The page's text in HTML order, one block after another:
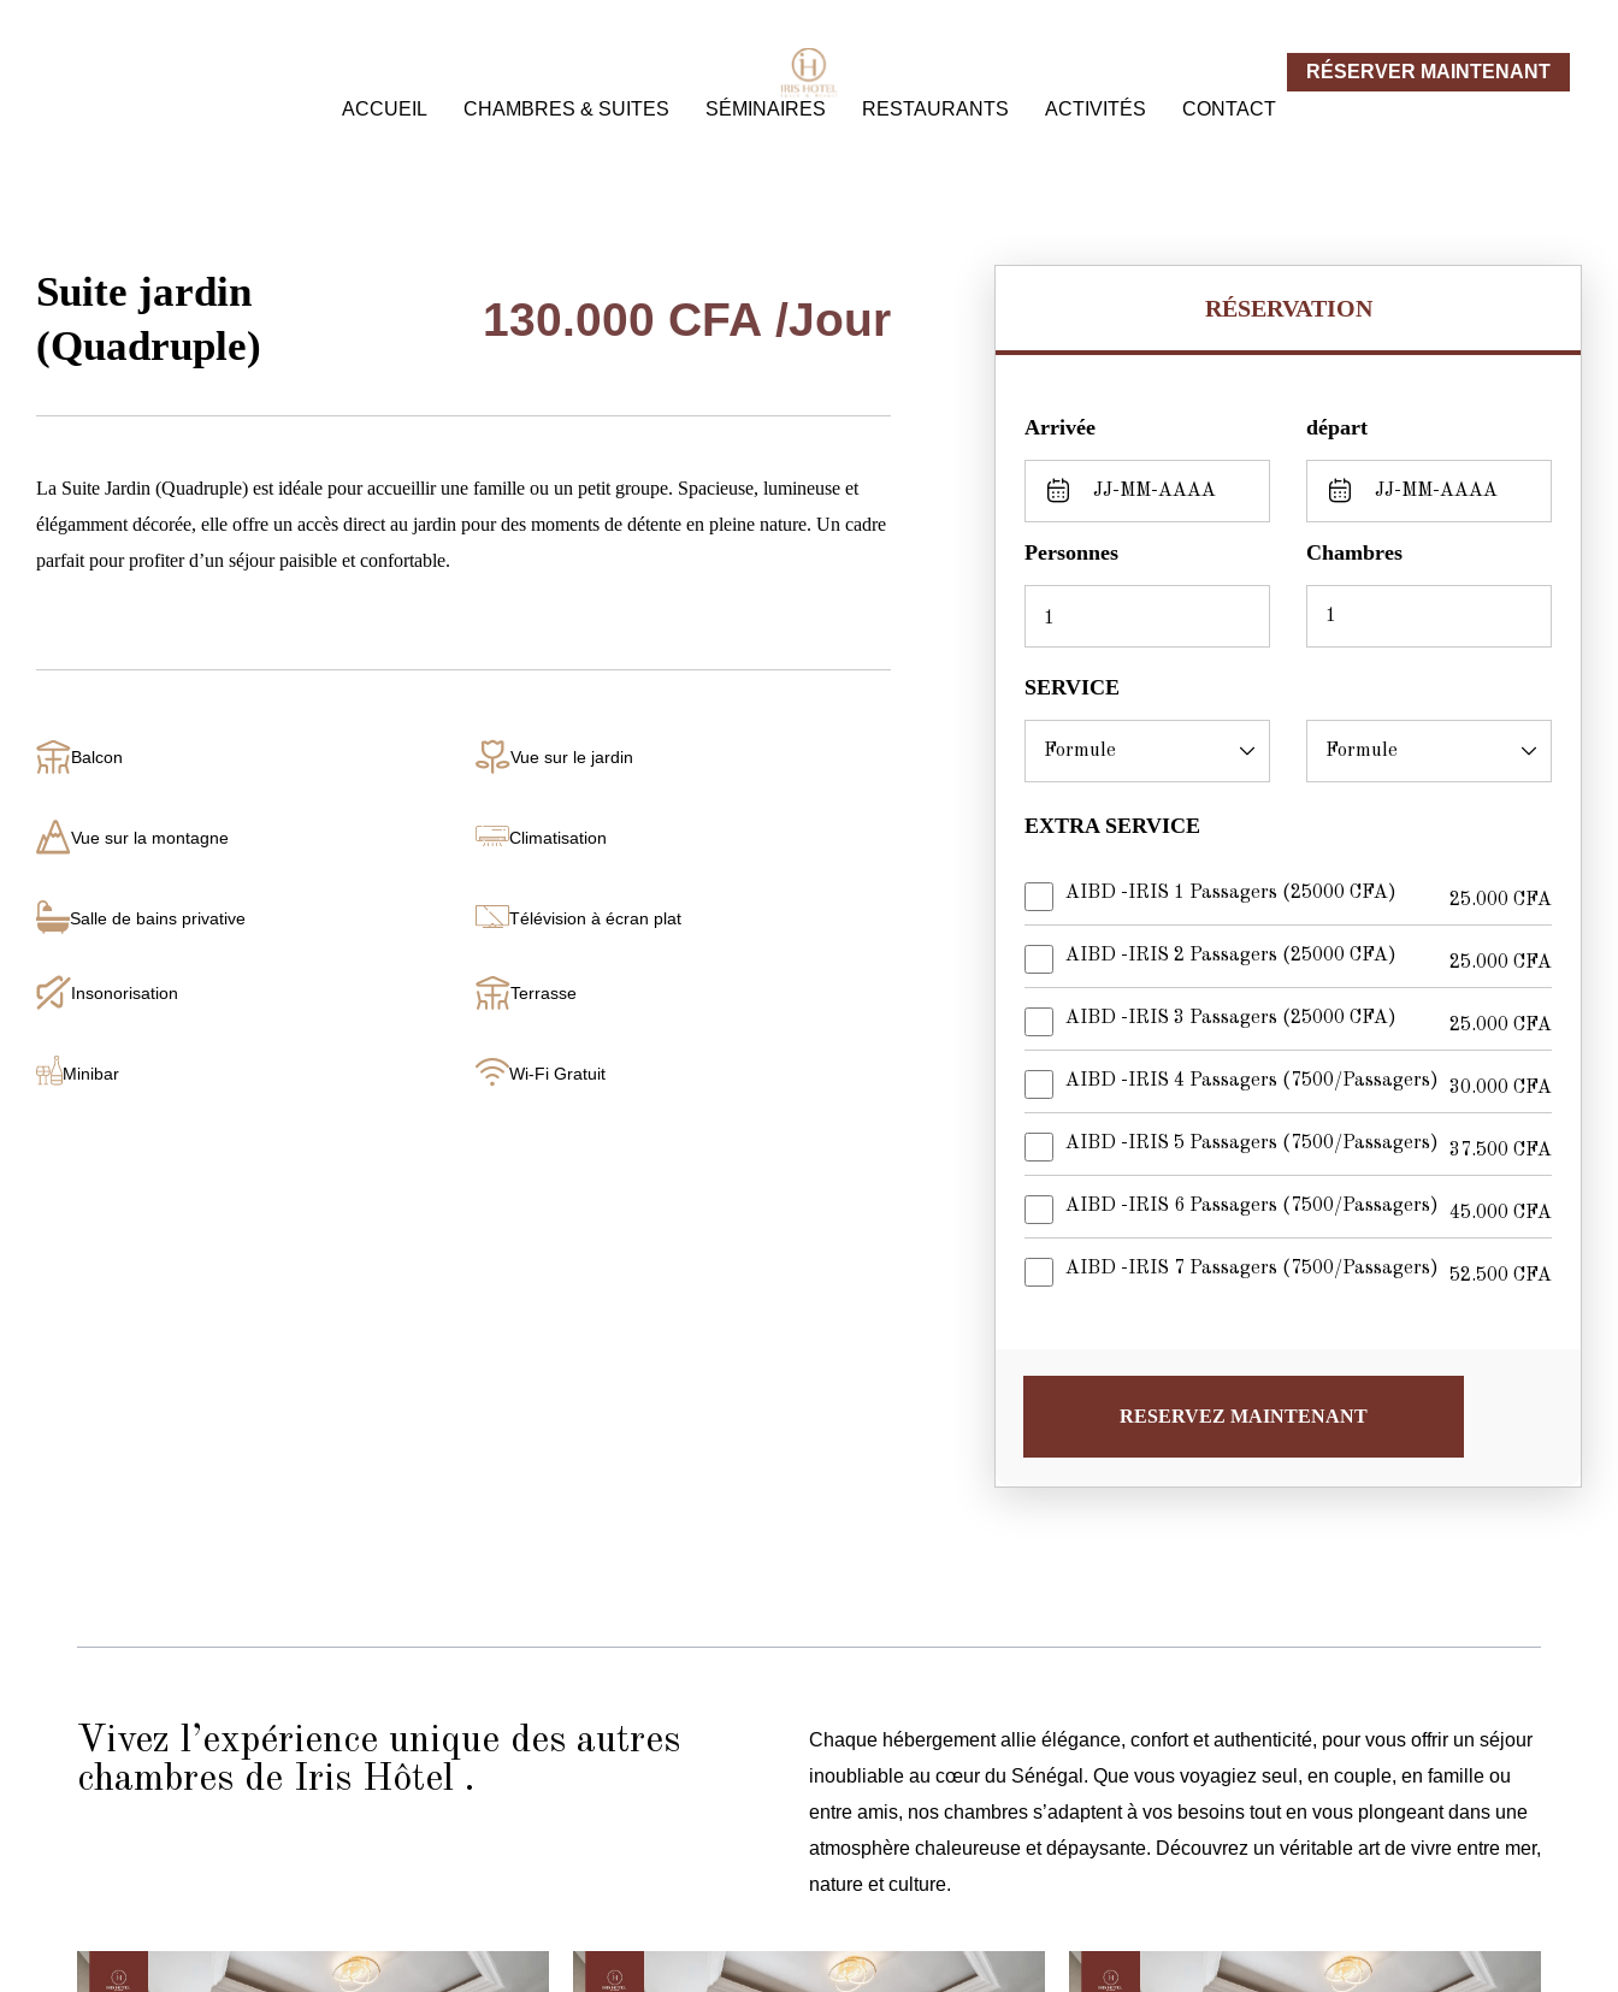
RÉSERVER MAINTENANT
ACCUEIL
CHAMBRES & SUITES SÉMINAIRES RESTAURANTS ACTIVITÉS CONTACT
Suite jardin
(Quadruple)
130.000 CFA /Jour
La Suite Jardin (Quadruple) est idéale pour accueillir une famille ou un petit groupe. Spacieuse, lumineuse et
élégamment décorée, elle offre un accès direct au jardin pour des moments de détente en pleine nature. Un cadre
parfait pour profiter d’un séjour paisible et confortable.
Balcon Vue sur le jardin
Vue sur la montagne Climatisation
Salle de bains privative Télévision à écran plat
Insonorisation Terrasse
Minibar Wi-Fi Gratuit
RÉSERVATION
Arrivée départ
Personnes
1
Chambres
SERVICE
EXTRA SERVICE
AIBD -IRIS 1 Passagers (25000 CFA) 25.000 CFA
AIBD -IRIS 2 Passagers (25000 CFA) 25.000 CFA
AIBD -IRIS 3 Passagers (25000 CFA) 25.000 CFA
AIBD -IRIS 4 Passagers (7500/passagers) 30.000 CFA
AIBD -IRIS 5 Passagers (7500/passagers) 37.500 CFA
AIBD -IRIS 6 Passagers (7500/passagers) 45.000 CFA
AIBD -IRIS 7 Passagers (7500/passagers) 52.500 CFA
RESERVEZ MAINTENANT
Vivez l’expérience unique des autres
chambres de Iris Hôtel .
Chaque hébergement allie élégance, confort et authenticité, pour vous offrir un séjour
inoubliable au cœur du Sénégal. Que vous voyagiez seul, en couple, en famille ou
entre amis, nos chambres s’adaptent à vos besoins tout en vous plongeant dans une
atmosphère chaleureuse et dépaysante. Découvrez un véritable art de vivre entre mer,
nature et culture.